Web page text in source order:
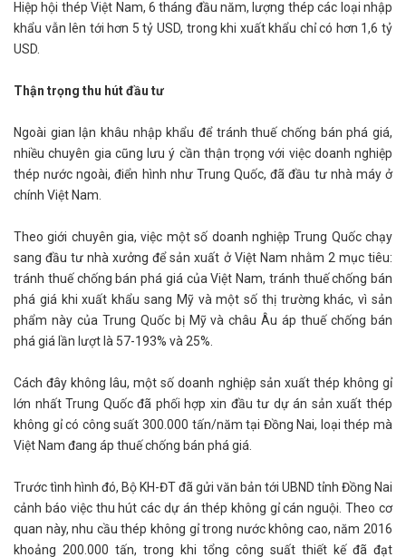
Hiệp hội thép Việt Nam, 6 tháng đầu năm, lượng thép các loại nhập
khẩu vẫn lên tới hơn 5 tỷ USD, trong khi xuất khẩu chỉ có hơn 1,6 tỷ
USD.
Thận trọng thu hút đầu tư
Ngoài gian lận khâu nhập khẩu để tránh thuế chống bán phá giá,
nhiều chuyên gia cũng lưu ý cần thận trọng với việc doanh nghiệp
thép nước ngoài, điển hình như Trung Quốc, đã đầu tư nhà máy ở
chính Việt Nam.
Theo giới chuyên gia, việc một số doanh nghiệp Trung Quốc chạy
sang đầu tư nhà xưởng để sản xuất ở Việt Nam nhằm 2 mục tiêu:
tránh thuế chống bán phá giá của Việt Nam, tránh thuế chống bán
phá giá khi xuất khẩu sang Mỹ và một số thị trường khác, vì sản
phẩm này của Trung Quốc bị Mỹ và châu Âu áp thuế chống bán
phá giá lần lượt là 57-193% và 25%.
Cách đây không lâu, một số doanh nghiệp sản xuất thép không gỉ
lớn nhất Trung Quốc đã phối hợp xin đầu tư dự án sản xuất thép
không gỉ có công suất 300.000 tấn/năm tại Đồng Nai, loại thép mà
Việt Nam đang áp thuế chống bán phá giá.
Trước tình hình đó, Bộ KH-ĐT đã gửi văn bản tới UBND tỉnh Đồng Nai
cảnh báo việc thu hút các dự án thép không gỉ cán nguội. Theo cơ
quan này, nhu cầu thép không gỉ trong nước không cao, năm 2016
khoảng 200.000 tấn, trong khi tổng công suất thiết kế đã đạt